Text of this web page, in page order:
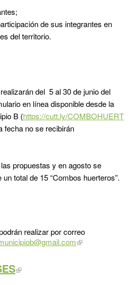
de sus integrantes en
del territorio.
del 5 al 30 de junio del
en línea disponible desde la
B (https://cutt.ly/COMBOHUERT
fecha no se recibirán
propuestas y en agosto se
total de 15 “Combos huerteros”.
realizar por correo